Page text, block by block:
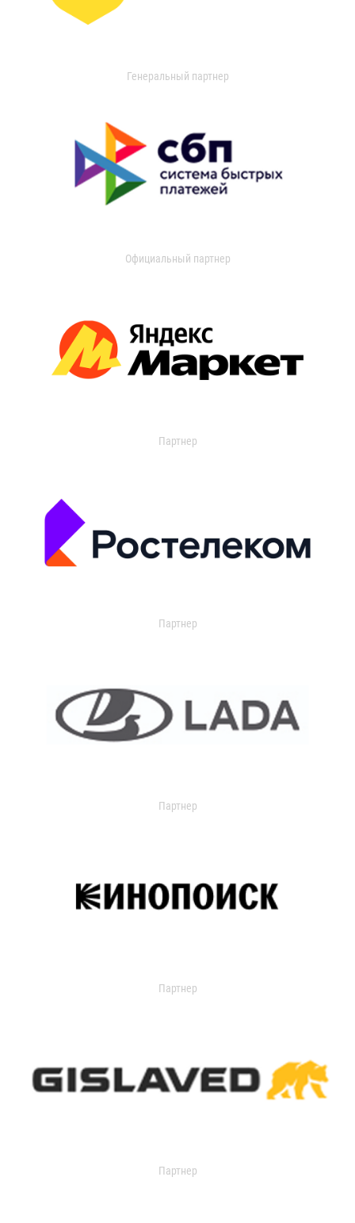
Генеральный партнер
Официальный партнер
Партнер
Партнер
Партнер
Партнер
Партнер